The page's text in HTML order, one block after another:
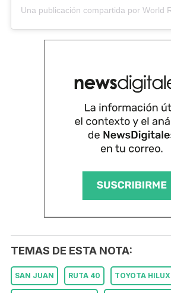
TEMAS DE ESTA NOTA:
SAN JUAN RUTA 40 TOYOTA HILUX